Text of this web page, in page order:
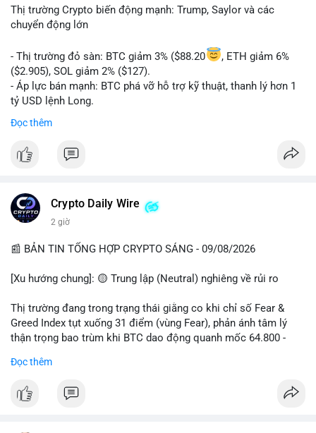
BNB Smart Chain.
Sợ hãi do chỉ số thấp nhưng xu hướng memecoin và tin tức
tích cực (BTC ETF, SKR) tạo áp lực lên giá. Rủi ro từ các đề cày
SPCX và SAGA vẫn cao. Cần theo dõi xu hướng "long" hoặc
"short" theo chiến lược cá nhân.
📊 Nguồn: Radar Tâm Lý Thị Trường
Thị trường Crypto biến động mạnh: Trump, Saylor và các
chuyển động lớn
- Thị trường đỏ sàn: BTC giảm 3% ($88.20
, ETH giảm 6%
($2.905), SOL giảm 2% ($127).
- Áp lực bán mạnh: BTC phá vỡ hỗ trợ kỹ thuật, thanh lý hơn 1
tỷ USD lệnh Long.
- Tin tức quan trọng: Trump Media dự kiến airdrop token cho
cổ đông vào tháng 2.
- Định chế tài chính: Delaware Life đưa BTC vào sản phẩm bảo
hiểm; Galaxy Digital lập quỹ đầu tư 100 triệu USD.
#binancesquare
$btc $eth $sol $xrp
#vlikevn #titanbot
📰 Nguồn: Decrypt
Đọc thêm
Crypto Daily Wire
2 giờ
📰 BẢN TIN TỔNG HỢP CRYPTO SÁNG - 09/08/2026
[Xu hướng chung]: 🟡 Trung lập (Neutral) nghiêng về rủi ro
Thị trường đang trong trạng thái giằng co khi chỉ số Fear &
Greed Index tụt xuống 31 điểm (vùng Fear), phản ánh tâm lý
thận trọng bao trùm khi BTC dao động quanh mốc 64.800 -
giao dịch BTC lớn được ghi nhận trong 24h qua, tổng trị giá
Đọc thêm